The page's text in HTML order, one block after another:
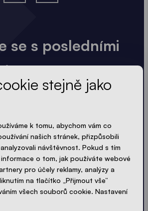
se s posledními
spam! Obdržíte pouze užitečné
srozumitelně, stručně a
OCHRANY SOUKROMÍ
stejně jako
k tomu, abychom vám co
našich stránek, přizpůsobili
návštěvnost. Pokud s tím
o tom, jak používáte webové
pro účely reklamy, analýzy a
na tlačítko „Přijmout vše“
všech souborů cookie. Nastavení